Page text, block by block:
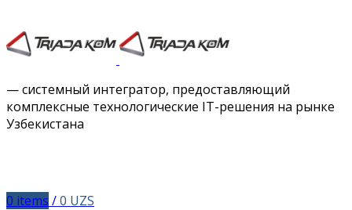
Instagram
Vimeo
— системный интегратор, предоставляющий
комплексные технологические IT-решения на рынке
Узбекистана
0 items /0 UZS